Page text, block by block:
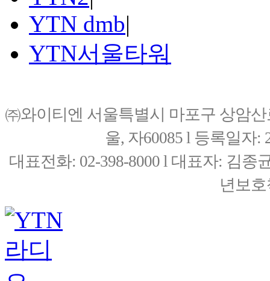
YTN dmb|
YTN서울타워
㈜와이티엔 서울특별시 마포구 상암
울, 자60085 l 등록일자:
대표전화: 02-398-8000 l 대표자: 김종
년보